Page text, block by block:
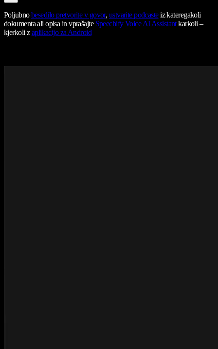
Poljubnobesedilo pretvorite v govor, ustvarite podcasteiz kateregakoli
dokumenta ali opisa in vprašajte Speechify Voice AI Assistantkarkoli –
kjerkoli zaplikacijo za Android